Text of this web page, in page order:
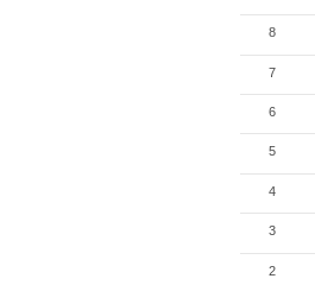
8
7
6
5
4
3
2